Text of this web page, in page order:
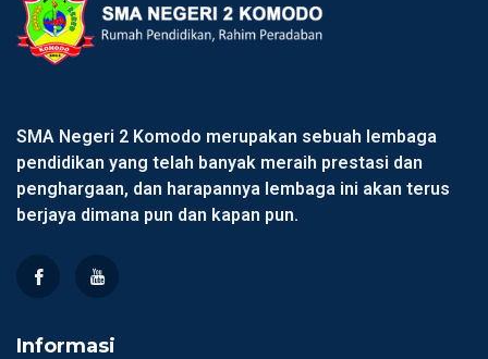
SMA Negeri 2 Komodo merupakan sebuah lembaga
pendidikan yang telah banyak meraih prestasi dan
penghargaan, dan harapannya lembaga ini akan terus
berjaya dimana pun dan kapan pun.
Informasi